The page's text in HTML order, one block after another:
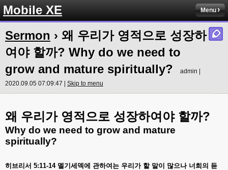
Mobile XE Menu
Sermon › 왜 우리가 영적으로 성장하
여야 할까? Why do we need to
grow and mature spiritually?
admin |
2020.09.05 07:09:47 | Skip to menu
왜 우리가 영적으로 성장하여야 할까?
Why do we need to grow and mature
spiritually?
히브리서 5:11-14 멜기세덱에 관하여는 우리가 할 말이 많으나 너희의 듣